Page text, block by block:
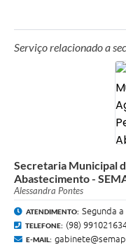
Serviço relacionado a
Secretaria Municipal
Abastecimento -
Alessandra Pontes
ATENDIMENTO: Segunda a
TELEFONE: (98)
E-MAIL: